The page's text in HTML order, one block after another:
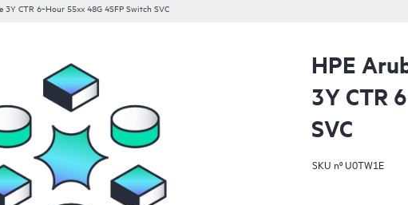
CTR 6‑Hour 55xx 48G 4SFP Switch SVC
HPE
3Y CTR
SVC
SKU nºU0TW1E